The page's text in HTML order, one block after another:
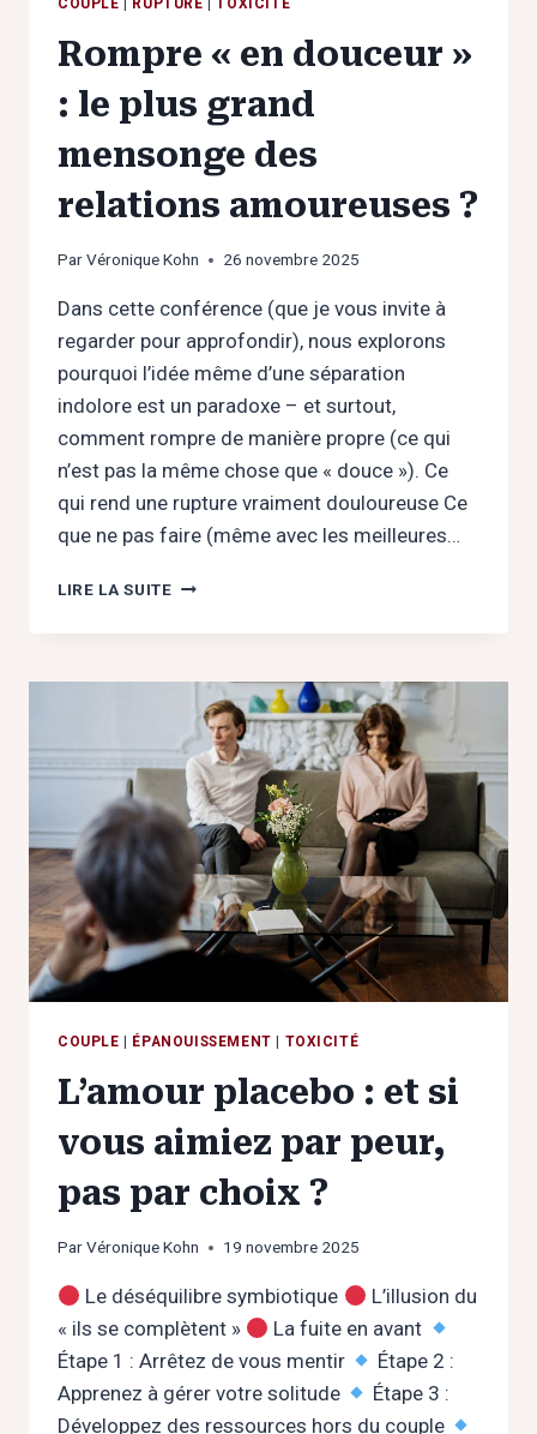
Rompre « en douceur »
: le plus grand
mensonge des
relations amoureuses ?
ParVéronique Kohn 26 novembre 2025
Dans cette conférence (que je vous invite à
regarder pour approfondir), nous explorons
pourquoi l’idée même d’une séparation
indolore est un paradoxe – et surtout,
comment rompre de manière propre (ce qui
n’est pas la même chose que « douce »). Ce
qui rend une rupture vraiment douloureuse Ce
que ne pas faire (même avec les meilleures…
LIRE LA SUITEROMPRE
»
LE
PLUS
GRAND
MENSONGE
DES
RELATIONS
AMOUREUSES
?
COUPLE | ÉPANOUISSEMENT | TOXICITÉ
L’amour placebo : et si
vous aimiez par peur,
pas par choix ?
ParVéronique Kohn 19 novembre 2025
Le déséquilibre symbiotique
L’illusion du
« ils se complètent »
La fuite en avant
Étape 1 : Arrêtez de vous mentir
Étape 2 :
Apprenez à gérer votre solitude
Étape 3 :
Développez des ressources hors du couple